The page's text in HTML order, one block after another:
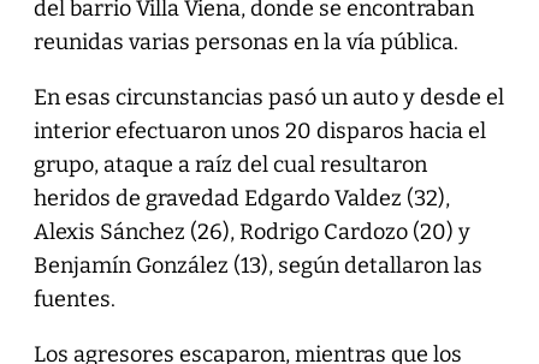
del barrio Villa Viena, donde se encontraban
reunidas varias personas en la vía pública.
En esas circunstancias pasó un auto y desde el
interior efectuaron unos 20 disparos hacia el
grupo, ataque a raíz del cual resultaron
heridos de gravedad Edgardo Valdez (32),
Alexis Sánchez (26), Rodrigo Cardozo (20) y
Benjamín González (13), según detallaron las
fuentes.
Los agresores escaparon, mientras que los